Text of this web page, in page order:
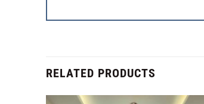
RELATED PRODUCTS